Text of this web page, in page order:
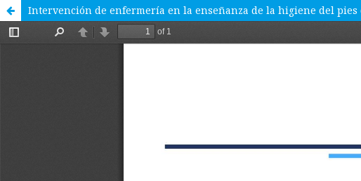
Intervención de enfermería en la enseñanza de la higiene del pies